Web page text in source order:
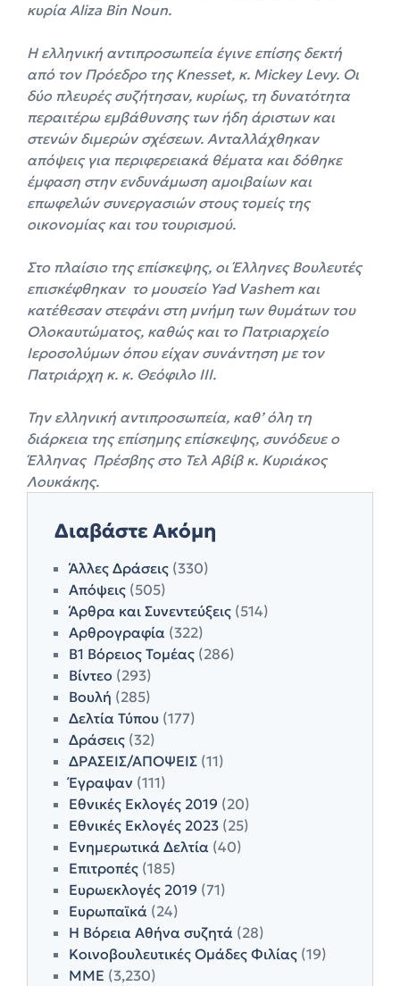
κυρία Aliza Bin Noun.
Η ελληνική αντιπροσωπεία έγινε επίσης δεκτή
από τον Πρόεδρο της Knesset, κ. Mickey Levy. Οι
δύο πλευρές συζήτησαν, κυρίως, τη δυνατότητα
περαιτέρω εμβάθυνσης των ήδη άριστων και
στενών διμερών σχέσεων. Ανταλλάχθηκαν
απόψεις για περιφερειακά θέματα και δόθηκε
έμφαση στην ενδυνάμωση αμοιβαίων και
επωφελών συνεργασιών στους τομείς της
οικονομίας και του τουρισμού.
Στο πλαίσιο της επίσκεψης, οι Έλληνες Βουλευτές
επισκέφθηκαν το μουσείο Yad Vashem και
κατέθεσαν στεφάνι στη μνήμη των θυμάτων του
Ολοκαυτώματος, καθώς και το Πατριαρχείο
Ιεροσολύμων όπου είχαν συνάντηση με τον
Πατριάρχη κ. κ. Θεόφιλο ΙΙΙ.
Την ελληνική αντιπροσωπεία, καθ’ όλη τη
διάρκεια της επίσημης επίσκεψης, συνόδευε ο
Έλληνας Πρέσβης στο Τελ Αβίβ κ. Κυριάκος
Λουκάκης.
Διαβάστε Ακόμη
Άλλες Δράσεις (330)
Απόψεις (505)
Άρθρα και Συνεντεύξεις (514)
Αρθρογραφία (322)
Β1 Βόρειος Τομέας (286)
Βίντεο (293)
Βουλή (285)
Δελτία Τύπου (177)
Δράσεις (32)
ΔΡΑΣΕΙΣ/ΑΠΟΨΕΙΣ (11)
Έγραψαν (111)
Εθνικές Εκλογές 2019 (20)
Εθνικές Εκλογές 2023 (25)
Ενημερωτικά Δελτία (40)
Επιτροπές (185)
Ευρωεκλογές 2019 (71)
Ευρωπαϊκά (24)
Η Βόρεια Αθήνα συζητά (28)
Κοινοβουλευτικές Ομάδες Φιλίας (19)
ΜΜΕ (3,230)